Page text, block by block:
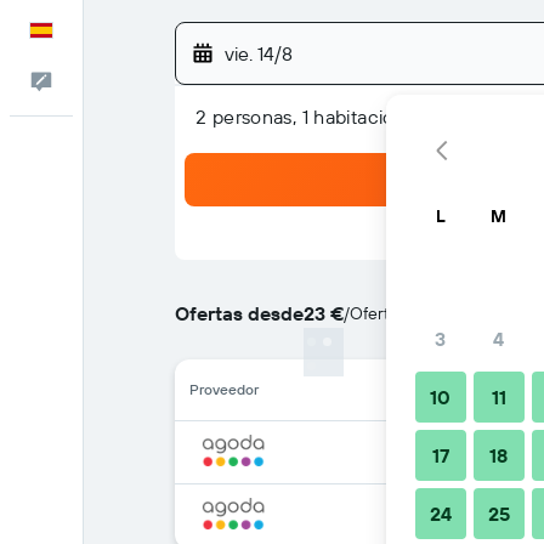
vie. 14/8
2 personas, 1 habitación
Ofertas desde23 €/Oferta más barata de
Proveedor
L M
3 4
10 11
17 18
24 25